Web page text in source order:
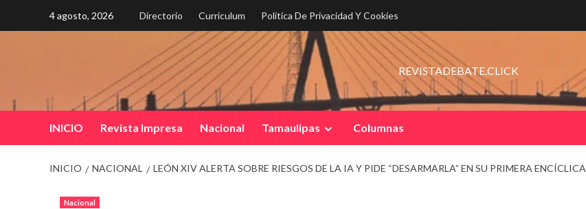
4 agosto, 2026 Directorio Curriculum Política De Privacidad Y Cookies
REVISTADEBATE.CLICK
INICIO Revista Impresa Nacional Tamaulipas Columnas
INICIO NACIONAL LEÓN XIV ALERTA SOBRE RIESGOS DE LA IA Y PIDE “DESARMARLA” EN SU PRIMERA ENCÍCLICA
Nacional